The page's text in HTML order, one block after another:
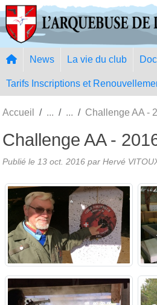
News La vie du club
Tarifs Inscriptions et
Accueil Challenge AA -
Challenge AA -
Publié le 13 oct. 2016 par Hervé
Panneau de gestion des cookies